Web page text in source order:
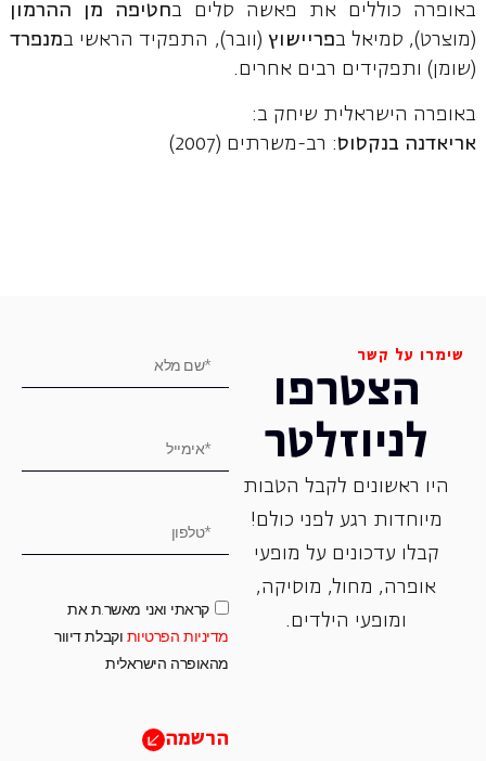
באופרה כוללים את פאשה סלים בחטיפה מן ההרמון
(מוצרט), סמיאל בפריישוץ (וובר), התפקיד הראשי במנפרד
(שומן) ותפקידים רבים אחרים.
באופרה הישראלית שיחק ב:
אריאדנה בנקסוס: רב-משרתים (2007)
שימרו על קשר
הצטרפו
לניוזלטר
היו ראשונים לקבל הטבות
מיוחדות רגע לפני כולם!
קבלו עדכונים על מופעי
אופרה, ‏מחול, ‏מוסיקה,
ומופעי הילדים.
קראתי ואני מאשר.ת את
מדיניות הפרטיות וקבלת דיוור
מהאופרה הישראלית
הרשמה